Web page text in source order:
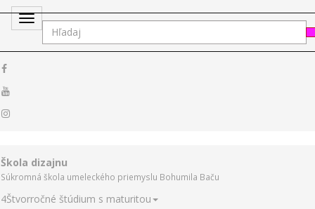
Toggle
navigation
Škola dizajnu
Súkromná škola umeleckého priemyslu Bohumila Baču
4Štvorročné štúdium s maturitou